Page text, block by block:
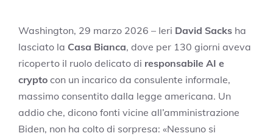
Washington, 29 marzo 2026 – Ieri David Sacks ha
lasciato la Casa Bianca, dove per 130 giorni aveva
ricoperto il ruolo delicato di responsabile AI e
crypto con un incarico da consulente informale,
massimo consentito dalla legge americana. Un
addio che, dicono fonti vicine all’amministrazione
Biden, non ha colto di sorpresa: «Nessuno si